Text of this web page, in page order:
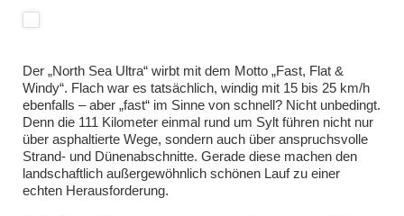
Der „North Sea Ultra“ wirbt mit dem Motto „Fast, Flat &
Windy“. Flach war es tatsächlich, windig mit 15 bis 25 km/h
ebenfalls – aber „fast“ im Sinne von schnell? Nicht unbedingt.
Denn die 111 Kilometer einmal rund um Sylt führen nicht nur
über asphaltierte Wege, sondern auch über anspruchsvolle
Strand- und Dünenabschnitte. Gerade diese machen den
landschaftlich außergewöhnlich schönen Lauf zu einer
echten Herausforderung.